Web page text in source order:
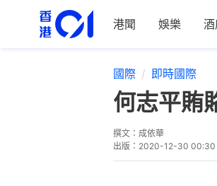
港聞 娛樂
國際 即時國際
何志平賄
撰文： 成依華
出版： 2020-12-30 00:30